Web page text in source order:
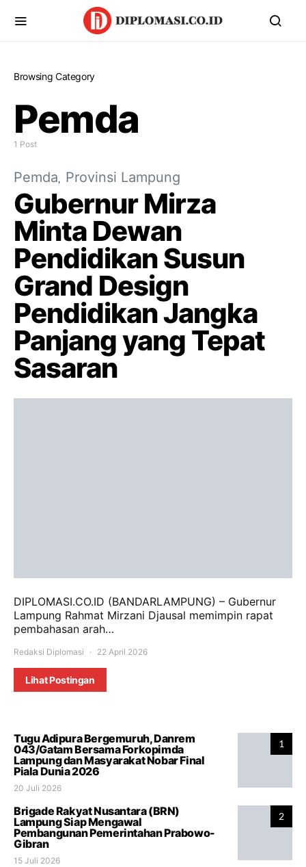
Browsing Category
Pemda
1 Post
Pemda Provinsi Lampung
Gubernur Mirza
Minta Dewan
Pendidikan Susun
Grand Design
Pendidikan Jangka
Panjang yang Tepat
Sasaran
DIPLOMASI.CO.ID (BANDARLAMPUNG) – Gubernur
Lampung Rahmat Mirzani Djausal memimpin rapat
pembahasan arah…
Redaksi Diplomasi 22 April 2026
Lihat Postingan
1
Tugu Adipura Bergemuruh, Danrem
043/Gatam Bersama Forkopimda
Lampung dan Masyarakat Nobar Final
Piala Dunia 2026
20 Juli 2026
2
Brigade Rakyat Nusantara (BRN)
Lampung Siap Mengawal
Pembangunan Pemerintahan Prabowo-
Gibran
15 Juli 2026